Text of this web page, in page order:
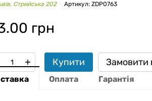
Стрийська 202 Артикул: ZDP0763
грн
Купити Замовити
Оплата Гарантія